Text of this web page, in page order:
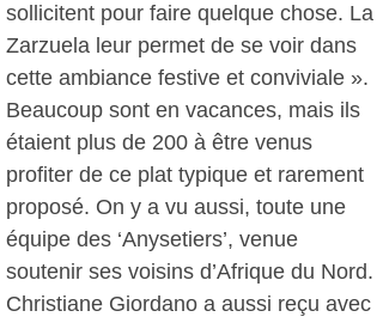
sollicitent pour faire quelque chose. La
Zarzuela leur permet de se voir dans
cette ambiance festive et conviviale ».
Beaucoup sont en vacances, mais ils
étaient plus de 200 à être venus
profiter de ce plat typique et rarement
proposé. On y a vu aussi, toute une
équipe des ‘Anysetiers’, venue
soutenir ses voisins d’Afrique du Nord.
Christiane Giordano a aussi reçu avec